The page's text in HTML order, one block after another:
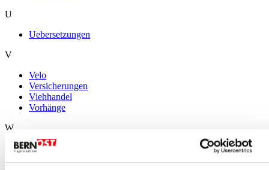
U
Uebersetzungen
V
Velo
Versicherungen
Viehhandel
Vorhänge
W
Wandbeläge